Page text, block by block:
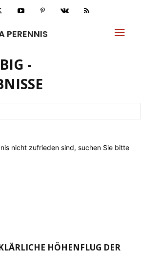
PERENNIS
-
nicht zufrieden sind, suchen Sie bitte
HÖHENFLUG DER